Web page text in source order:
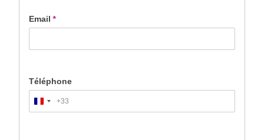
Email *
Téléphone
France
+33
+33